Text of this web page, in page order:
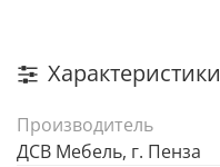
Характеристики
Производитель
ДСВ Мебель, г. Пенза